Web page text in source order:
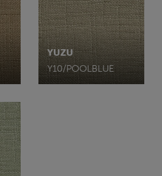
YUZU
Y10/POOLBLUE